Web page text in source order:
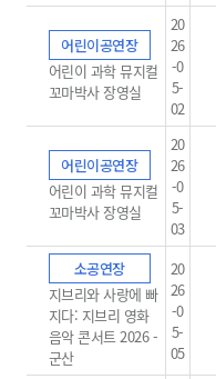
어린이공연장
어린이 과학 뮤지컬
꼬마박사 장영실
20
26
-0
5-
02
어린이공연장
어린이 과학 뮤지컬
꼬마박사 장영실
20
26
-0
5-
03
소공연장
지브리와 사랑에 빠
지다: 지브리 영화
음악 콘서트 2026 -
군산
20
26
-0
5-
05